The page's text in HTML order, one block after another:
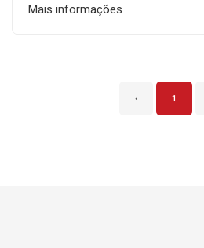
Mais informações
‹ 1